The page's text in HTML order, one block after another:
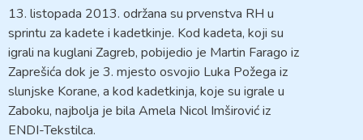
13. listopada 2013. održana su prvenstva RH u
sprintu za kadete i kadetkinje. Kod kadeta, koji su
igrali na kuglani Zagreb, pobijedio je Martin Farago iz
Zaprešića dok je 3. mjesto osvojio Luka Požega iz
slunjske Korane, a kod kadetkinja, koje su igrale u
Zaboku, najbolja je bila Amela Nicol Imširović iz
ENDI-Tekstilca.